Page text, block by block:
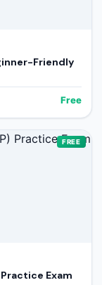
Friendly
Free
FREE